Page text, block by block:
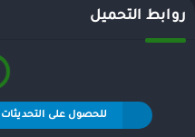
روابط التحميل
للحصول على التحديثات